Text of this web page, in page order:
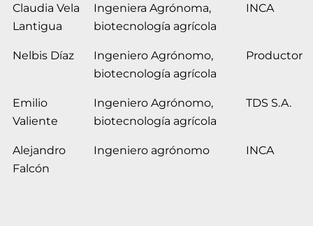
Claudia Vela
Lantigua
Ingeniera Agrónoma,
biotecnología agrícola
INCA
Nelbis Díaz
Ingeniero Agrónomo,
biotecnología agrícola
Productor
Emilio
Valiente
Ingeniero Agrónomo,
biotecnología agrícola
TDS S.A.
Alejandro
Falcón
Ingeniero agrónomo INCA